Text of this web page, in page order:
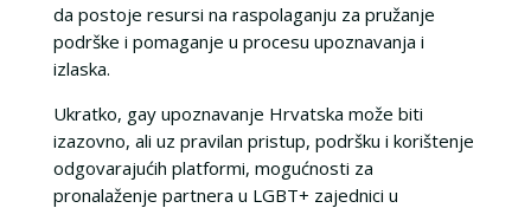
da postoje resursi na raspolaganju za pružanje
podrške i pomaganje u procesu upoznavanja i
izlaska.
Ukratko, gay upoznavanje Hrvatska može biti
izazovno, ali uz pravilan pristup, podršku i korištenje
odgovarajućih platformi, mogućnosti za
pronalaženje partnera u LGBT+ zajednici u